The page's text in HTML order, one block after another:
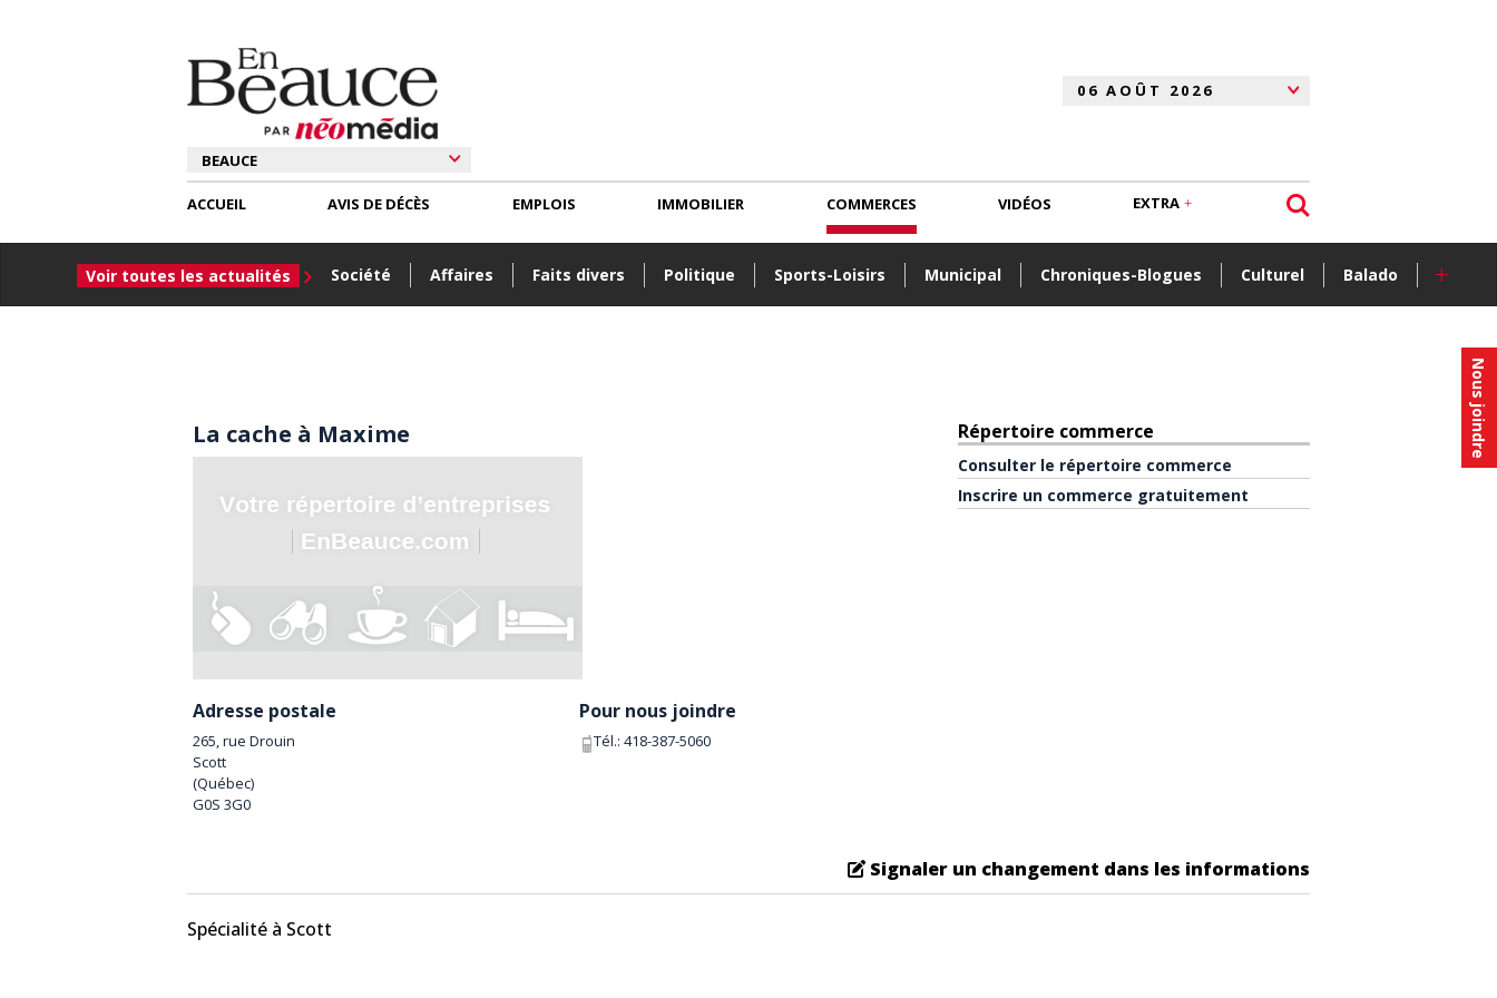
Nous joindre
ACCUEIL
Voir toutes les actualités Société Affaires Faits divers Politique Sports-Loisirs Municipal Chroniques-Blogues Culturel Balado +
AVIS DE DÉCÈS EMPLOIS IMMOBILIER COMMERCES VIDÉOS EXTRA
La cache à Maxime
Adresse postale
265, rue Drouin
Scott
(Québec)
G0S 3G0
Pour nous joindre
Tél.: 418-387-5060
Répertoire commerce
Consulter le répertoire commerce
Inscrire un commerce gratuitement
Signaler un changement dans les informations
Spécialité à Scott